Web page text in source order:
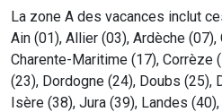
La zone A des vacances inclut
Ain (01), Allier (03), Ardèche (07),
Charente-Maritime (17), Corrèze
(23), Dordogne (24), Doubs (25),
Isère (38), Jura (39), Landes